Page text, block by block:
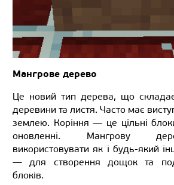
Мангрове дерево
Це новий тип дерева, що
деревини та листя. Часто має
землею. Коріння — це цільні
оновленні. Мангрову
використовувати як і будь-який
— для створення дощок та
блоків.